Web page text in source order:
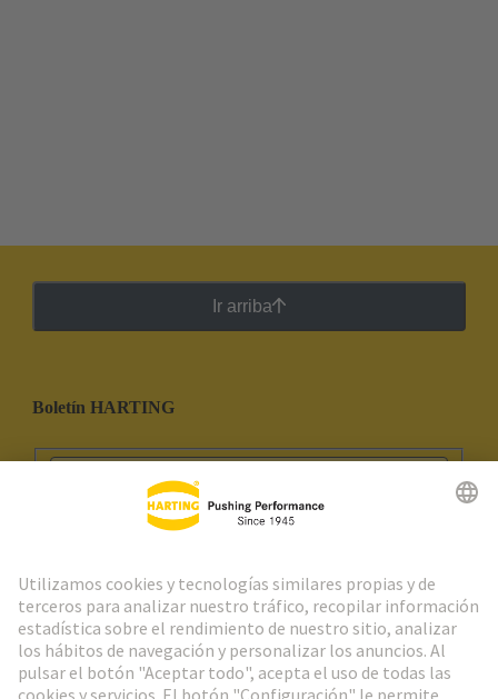
Ir arriba
Boletín HARTING
Ir al registro
Social Media